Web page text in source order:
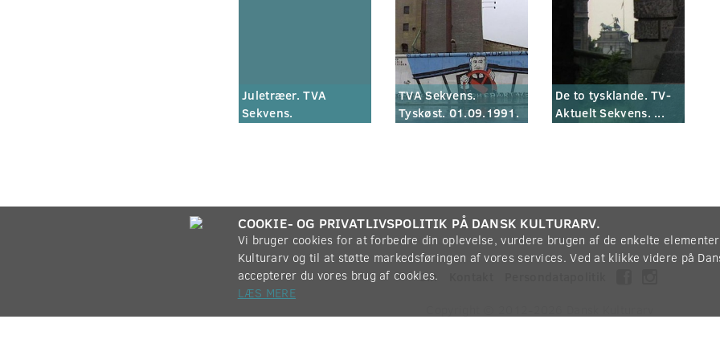
Juletræer. TVA
Sekvens.
TVA Sekvens.
Tyskøst. 01.09.1991.
De to tysklande. TV-
Aktuelt Sekvens. ...
Om
COOKIE- OG PRIVATLIVSPOLITIK PÅ DANSK KULTURARV.
Vi bruger cookies for at forbedre din oplevelse, vurdere brugen af de enkelte
Kulturarv og til at støtte markedsføringen af vores services. Ved at klikke videre på
accepterer du vores brug af cookies.
LÆS MERE